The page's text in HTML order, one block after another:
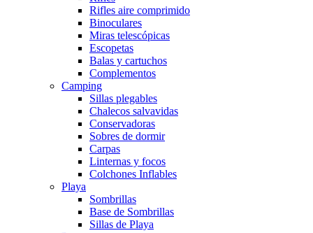
Rifles aire comprimido
Binoculares
Miras telescópicas
Escopetas
Balas y cartuchos
Complementos
Camping
Sillas plegables
Chalecos salvavidas
Conservadoras
Sobres de dormir
Carpas
Linternas y focos
Colchones Inflables
Playa
Sombrillas
Base de Sombrillas
Sillas de Playa